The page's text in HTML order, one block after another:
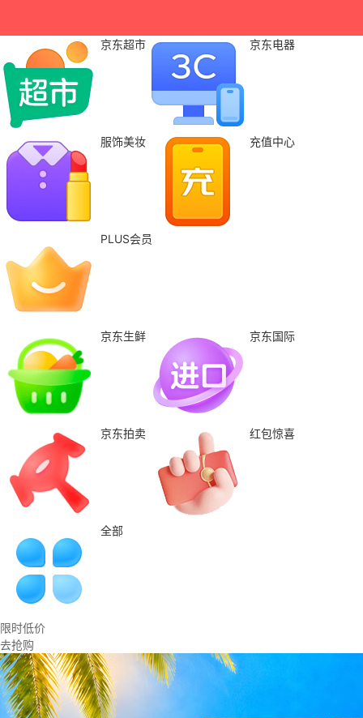
京东超市 京东电器
服饰美妆 充值中心
PLUS会员
京东生鲜 京东国际
京东拍卖 红包惊喜
全部
限时低价
去抢购